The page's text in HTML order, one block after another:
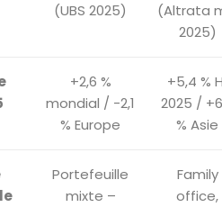
(UBS 2025)
(Altrata
2025)
+2,6 %
mondial / -2,1
% Europe
+5,4 %
2025 /
% Asie
Portefeuille
mixte –
Family
office,